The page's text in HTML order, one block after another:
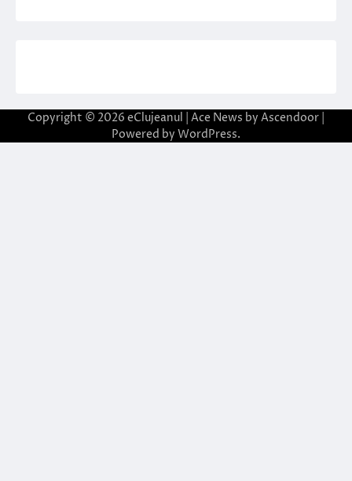
Copyright © 2026 eClujeanul | Ace News by Ascendoor
Powered by WordPress.